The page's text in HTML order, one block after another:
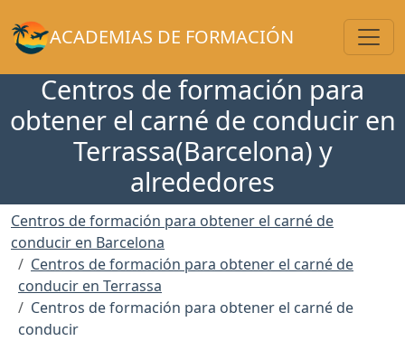
ACADEMIAS DE FORMACIÓN
Centros de formación para
obtener el carné de conducir en
Terrassa(Barcelona) y
alrededores
Centros de formación para obtener el carné de
conducir en Barcelona
Centros de formación para obtener el carné de
conducir en Terrassa
Centros de formación para obtener el carné de
conducir